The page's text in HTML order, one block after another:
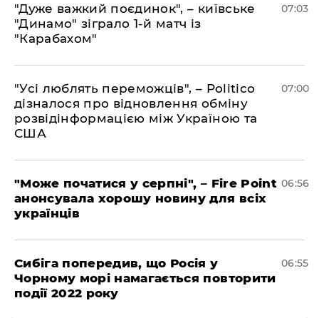
"Дуже важкий поєдинок", – київське
"Динамо" зіграло 1-й матч із
"Карабахом"
07:03
"Усі люблять переможців", – Politico
дізналося про відновлення обміну
розвідінформацією між Україною та
США
07:00
"Може початися у серпні", – Fire Point
анонсувала хорошу новину для всіх
українців
06:56
Сибіга попередив, що Росія у
Чорному морі намагається повторити
події 2022 року
06:55